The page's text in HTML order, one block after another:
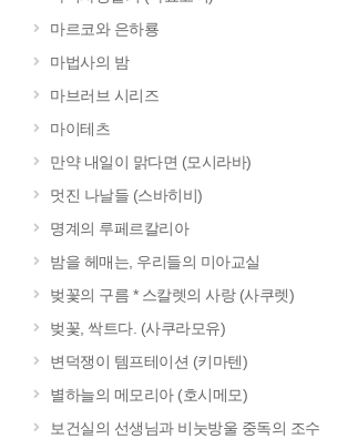
마르코와 은하룡
마법사의 밤
마브러브 시리즈
마이테츠
만약 내일이 맑다면 (모시라바)
멋진 나날들 (스바히비)
명계의 루페르칼리아
밤을 헤매는, 우리들의 미아교실
벚꽃의 구름 * 스칼렛의 사랑 (사쿠렛)
벚꽃, 싹트다. (사쿠라모유)
변덕쟁이 템프테이션 (키마텐)
별하늘의 메모리아 (호시메모)
보건실의 선생님과 비눗방울 중독의 조수